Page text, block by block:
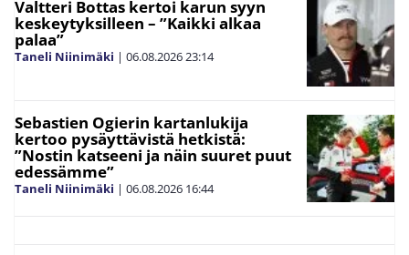
Valtteri Bottas kertoi karun syyn
keskeytyksilleen – ”Kaikki alkaa
palaa”
Taneli Niinimäki | 06.08.202623:14
Sebastien Ogierin kartanlukija
kertoo pysäyttävistä hetkistä:
”Nostin katseeni ja näin suuret puut
edessämme”
Taneli Niinimäki | 06.08.2026 16:44